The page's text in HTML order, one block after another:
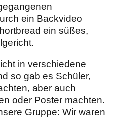
ein Backvideo
ein süßes,
in verschiedene
so gab es Schüler,
aber auch
oder Poster machten.
Gruppe: Wir waren